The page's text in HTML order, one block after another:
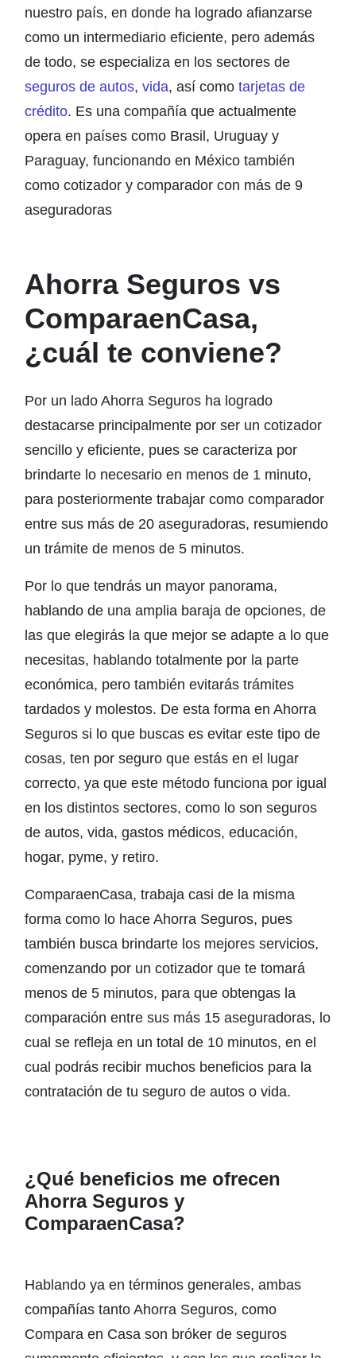
nuestro país, en donde ha logrado afianzarse
como un intermediario eficiente, pero además
de todo, se especializa en los sectores de
seguros de autos, vida, así como tarjetas de
crédito. Es una compañía que actualmente
opera en países como Brasil, Uruguay y
Paraguay, funcionando en México también
como cotizador y comparador con más de 9
aseguradoras
Ahorra Seguros vs
ComparaenCasa,
¿cuál te conviene?
Por un lado Ahorra Seguros ha logrado
destacarse principalmente por ser un cotizador
sencillo y eficiente, pues se caracteriza por
brindarte lo necesario en menos de 1 minuto,
para posteriormente trabajar como comparador
entre sus más de 20 aseguradoras, resumiendo
un trámite de menos de 5 minutos.
Por lo que tendrás un mayor panorama,
hablando de una amplia baraja de opciones, de
las que elegirás la que mejor se adapte a lo que
necesitas, hablando totalmente por la parte
económica, pero también evitarás trámites
tardados y molestos. De esta forma en Ahorra
Seguros si lo que buscas es evitar este tipo de
cosas, ten por seguro que estás en el lugar
correcto, ya que este método funciona por igual
en los distintos sectores, como lo son seguros
de autos, vida, gastos médicos, educación,
hogar, pyme, y retiro.
ComparaenCasa, trabaja casi de la misma
forma como lo hace Ahorra Seguros, pues
también busca brindarte los mejores servicios,
comenzando por un cotizador que te tomará
menos de 5 minutos, para que obtengas la
comparación entre sus más 15 aseguradoras, lo
cual se refleja en un total de 10 minutos, en el
cual podrás recibir muchos beneficios para la
contratación de tu seguro de autos o vida.
¿Qué beneficios me ofrecen
Ahorra Seguros y
ComparaenCasa?
Hablando ya en términos generales, ambas
compañías tanto Ahorra Seguros, como
Compara en Casa son bróker de seguros